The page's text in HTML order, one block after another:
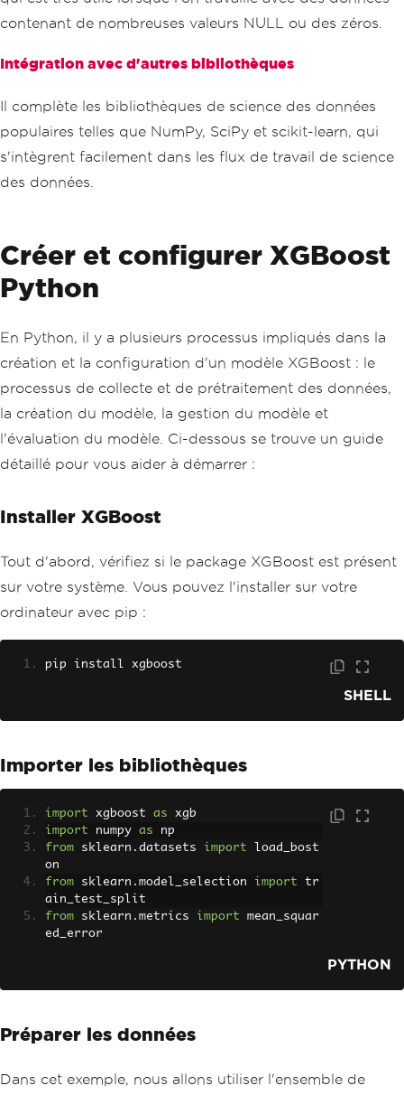
contenant de nombreuses valeurs NULL ou des zéros.
Intégration avec d'autres bibliothèques
Il complète les bibliothèques de science des données
populaires telles que NumPy, SciPy et scikit-learn, qui
s'intègrent facilement dans les flux de travail de science
des données.
Créer et configurer XGBoost
Python
En Python, il y a plusieurs processus impliqués dans la
création et la configuration d'un modèle XGBoost : le
processus de collecte et de prétraitement des données,
la création du modèle, la gestion du modèle et
l'évaluation du modèle. Ci-dessous se trouve un guide
détaillé pour vous aider à démarrer :
Installer XGBoost
Tout d'abord, vérifiez si le package XGBoost est présent
sur votre système. Vous pouvez l'installer sur votre
ordinateur avec pip :
pip install xgboost
SHELL
Importer les bibliothèques
import xgboost as xgb
import numpy as np
from sklearn . datasets import load_bost
on
from sklearn . model_selection import tr
ain_test_split
from sklearn . metrics import mean_squar
ed_error
PYTHON
Préparer les données
Dans cet exemple, nous allons utiliser l'ensemble de